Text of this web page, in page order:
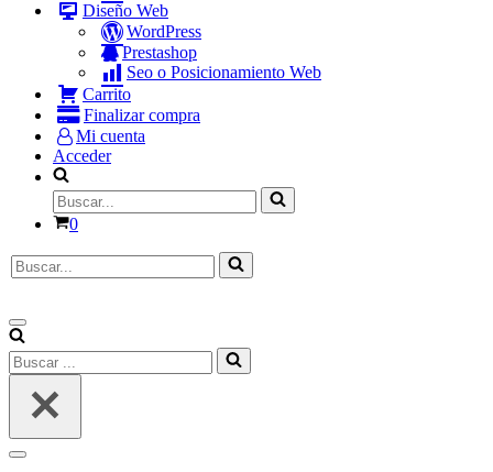
Diseño Web
WordPress
Prestashop
Seo o Posicionamiento Web
Carrito
Finalizar compra
Mi cuenta
Acceder
Buscar...
Carrito
0
Buscar...
Menú
de
navegación
Buscar...
Menú